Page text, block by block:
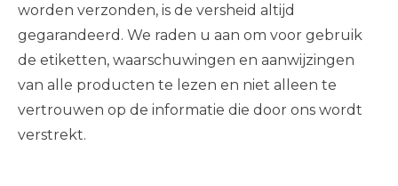
worden verzonden, is de versheid altijd
gegarandeerd. We raden u aan om voor gebruik
de etiketten, waarschuwingen en aanwijzingen
van alle producten te lezen en niet alleen te
vertrouwen op de informatie die door ons wordt
verstrekt.